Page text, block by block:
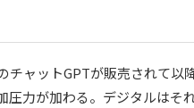
ャットGPTが販売されて以降
力が加わる。デジタルはそ